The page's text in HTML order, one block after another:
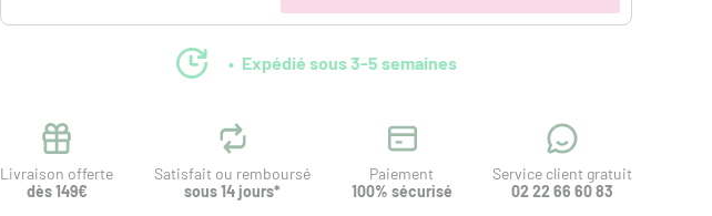
Expédié sous 3-5 semaines
Livraison offerte
dès 149€
Satisfait ou remboursé
sous 14 jours*
Paiement
100% sécurisé
Service client gratuit
02 22 66 60 83